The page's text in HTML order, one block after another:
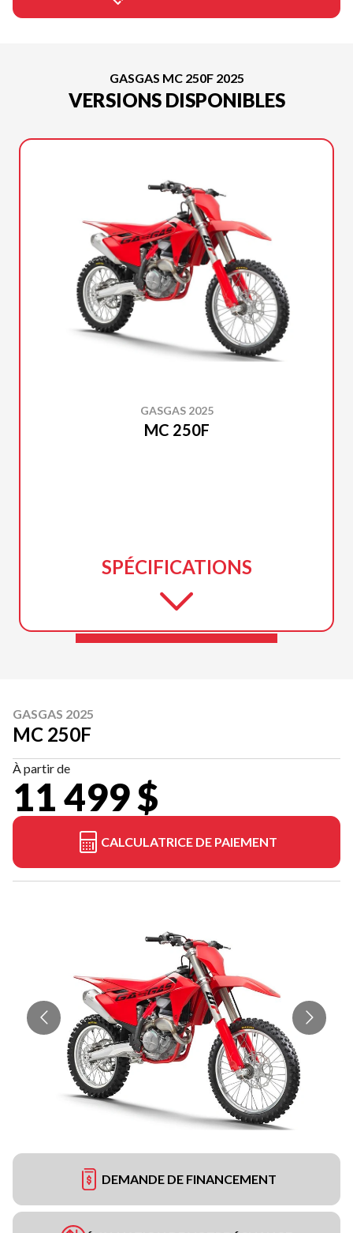
GASGAS MC 250F 2025
VERSIONS DISPONIBLES
GASGAS 2025
MC 250F
SPÉCIFICATIONS
GASGAS 2025
MC 250F
À partir de
11 499 $
CALCULATRICE DE PAIEMENT
DEMANDE DE FINANCEMENT